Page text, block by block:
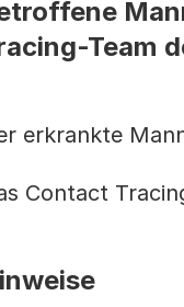
Team
erkrankte
Contact